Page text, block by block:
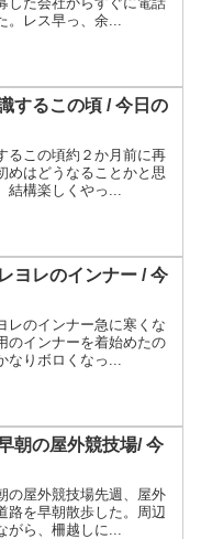
。レス早っ、余...
するこの頃 / 今日の
るこの頃約２か月前に再
めはどうなることかと思
結構楽しくやっ...
ヨレのインナー / 今
レのインナー急に寒くな
のインナーを着始めたの
なりボロくなっ...
朝の屋外競技場/ 今
の屋外競技場先週、屋外
路を早朝散歩した。周辺
がら、柵越しに...